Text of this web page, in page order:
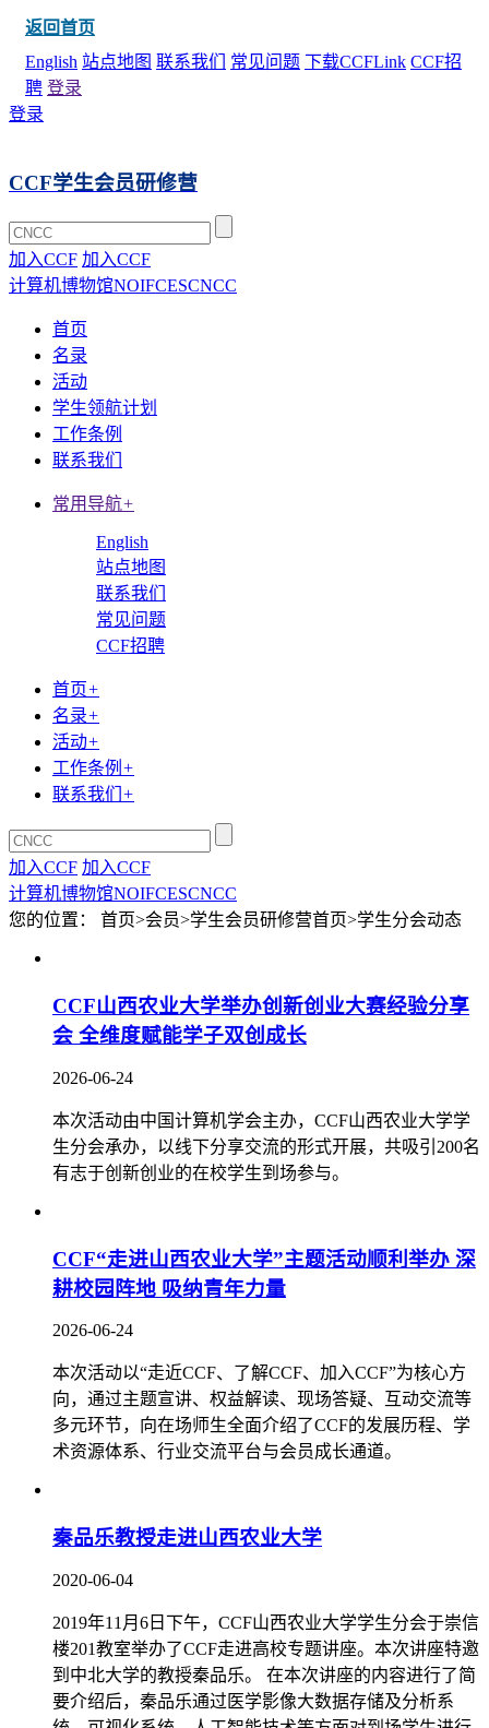
返回首页
English 站点地图 联系我们 常见问题 下载CCFLink CCF招
聘 登录
登录
CCF学生会员研修营
加入CCF 加入CCF
计算机博物馆NOIFCESCNCC
首页
名录
活动
学生领航计划
工作条例
联系我们
常用导航+
English
站点地图
联系我们
常见问题
CCF招聘
首页+
名录+
活动+
工作条例 +
联系我们 +
加入CCF 加入CCF
计算机博物馆NOIFCESCNCC
您的位置： 首页>会员>学生会员研修营首页>学生分会动态
CCF山西农业大学举办创新创业大赛经验分享
会 全维度赋能学子双创成长
2026-06-24
本次活动由中国计算机学会主办，CCF山西农业大学学
生分会承办，以线下分享交流的形式开展，共吸引200名
有志于创新创业的在校学生到场参与。
CCF“走进山西农业大学”主题活动顺利举办 深
耕校园阵地 吸纳青年力量
2026-06-24
本次活动以“走近CCF、了解CCF、加入CCF”为核心方
向，通过主题宣讲、权益解读、现场答疑、互动交流等
多元环节，向在场师生全面介绍了CCF的发展历程、学
术资源体系、行业交流平台与会员成长通道。
秦品乐教授走进山西农业大学
2020-06-04
2019年11月6日下午，CCF山西农业大学学生分会于崇信
楼201教室举办了CCF走进高校专题讲座。本次讲座特邀
到中北大学的教授秦品乐。 在本次讲座的内容进行了简
要介绍后，秦品乐通过医学影像大数据存储及分析系